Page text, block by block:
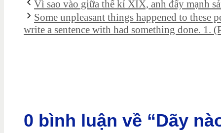
Vì sao vào giữa thế kỉ XIX, anh đẩy mạnh
Some unpleasant things happened to these
write a sentence with had something done. 1.
0 bình luận về “Dãy